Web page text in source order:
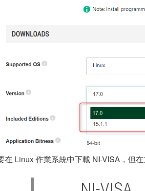
在 Linux 作業系統中下載 NI-VISA，但